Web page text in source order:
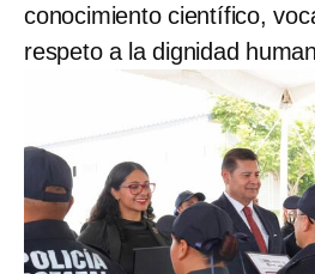
conocimiento científico,
respeto a la dignidad